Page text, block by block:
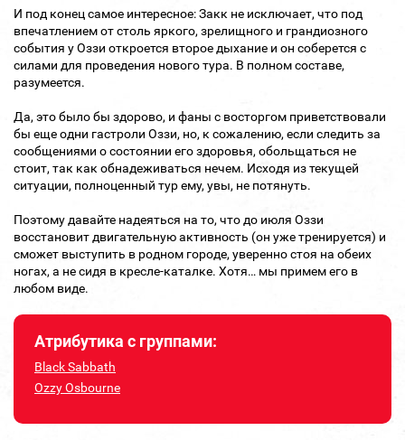
И под конец самое интересное: Закк не исключает, что под
впечатлением от столь яркого, зрелищного и грандиозного
события у Оззи откроется второе дыхание и он соберется с
силами для проведения нового тура. В полном составе,
разумеется.
Да, это было бы здорово, и фаны с восторгом приветствовали
бы еще одни гастроли Оззи, но, к сожалению, если следить за
сообщениями о состоянии его здоровья, обольщаться не
стоит, так как обнадеживаться нечем. Исходя из текущей
ситуации, полноценный тур ему, увы, не потянуть.
Поэтому давайте надеяться на то, что до июля Оззи
восстановит двигательную активность (он уже тренируется) и
сможет выступить в родном городе, уверенно стоя на обеих
ногах, а не сидя в кресле-каталке. Хотя… мы примем его в
любом виде.
Атрибутика с группами:
Black Sabbath
Ozzy Osbourne